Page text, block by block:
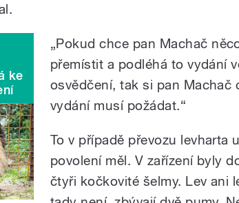
ke
„Pokud chce pan Machač
přemístit a podléhá to vydání
osvědčení, tak si pan Machač
vydání musí požádat.“
To v případě převozu levharta
povolení měl. V zařízení byly
čtyři kočkovité šelmy. Lev ani